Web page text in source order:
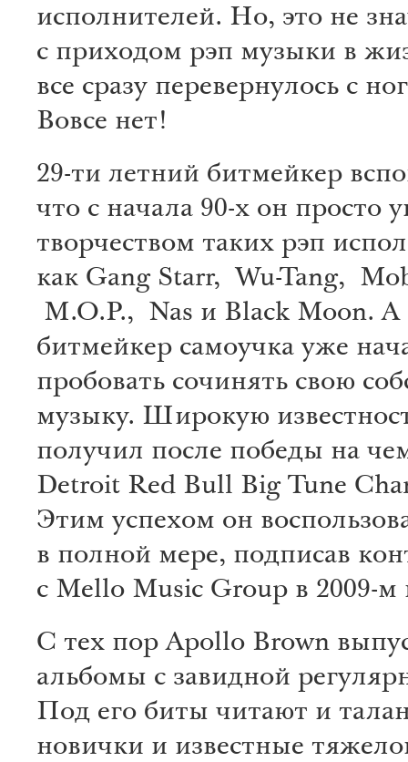
исполнителей. Но, это не
с приходом рэп музыки в
все сразу перевернулось с
Вовсе нет!
29-ти летний битмейкер
что с начала 90-х он просто
творчеством таких рэп
как Gang Starr, Wu-Tang,
M.O.P., Nas и Black Moon. А
битмейкер самоучка уже
пробовать сочинять свою
музыку. Широкую
получил после победы на
Detroit Red Bull Big Tune
Этим успехом он
в полной мере, подписав
с Mello Music Group в 2009-м
С тех пор Apollo Brown
альбомы с завидной
Под его биты читают и
новички и известные